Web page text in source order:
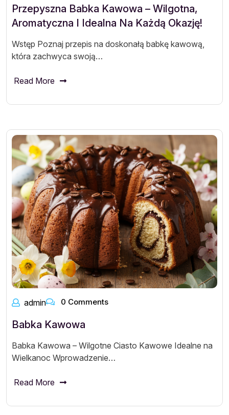
Przepyszna Babka Kawowa – Wilgotna,
Aromatyczna I Idealna Na Każdą Okazję!
Wstęp Poznaj przepis na doskonałą babkę kawową,
która zachwyca swoją…
Read More
admin 0 Comments
Babka Kawowa
Babka Kawowa – Wilgotne Ciasto Kawowe Idealne na
Wielkanoc Wprowadzenie…
Read More